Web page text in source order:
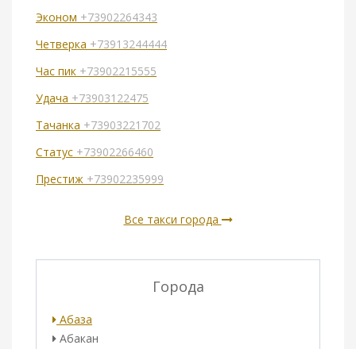
Эконом +73902264343
Четверка +73913244444
Час пик +73902215555
Удача +73903122475
Тачанка +73903221702
Статус +73902266460
Престиж +73902235999
Все такси города
Города
Абаза
Абакан